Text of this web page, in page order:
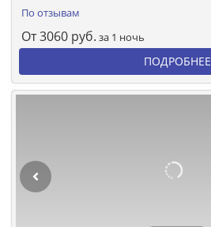
По отзывам
От3060 руб. за 1 ночь
ПОДРОБНЕЕ